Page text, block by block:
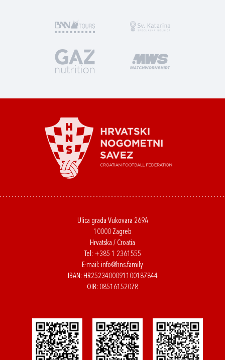
Ulica grada Vukovara 269A
10000 Zagreb
Hrvatska / Croatia
Tel: +385 1 2361555
E-mail: info@hns.family
IBAN: HR2523400091100187844
OIB: 08516152078